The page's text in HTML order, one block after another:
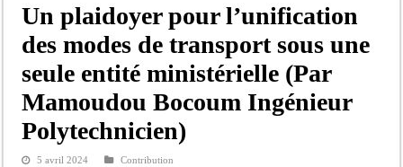
Un plaidoyer pour l’unification
des modes de transport sous une
seule entité ministérielle (Par
Mamoudou Bocoum Ingénieur
Polytechnicien)
5 avril 2024 Contribution